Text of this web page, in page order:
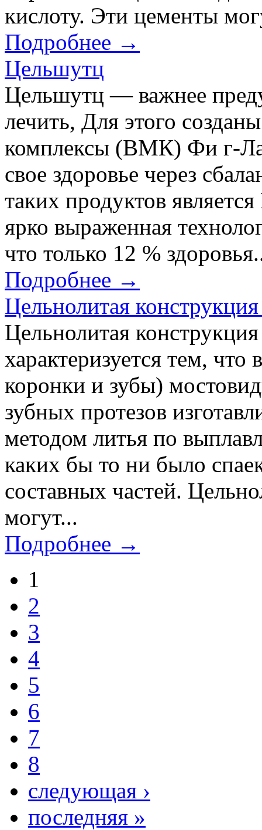
кислоту. Эти цементы
Подробнее →
Цельшутц
Цельшутц — важнее
лечить, Для этого
комплексы (ВМК) Фи г-
свое здоровье через
таких продуктов
ярко выраженная
что только 12 %
Подробнее →
Цельнолитая
Цельнолитая
характеризуется тем, что
коронки и зубы)
зубных протезов
методом литья по
каких бы то ни было
составных частей.
могут...
Подробнее →
1
2
3
4
5
6
7
8
следующая ›
последняя »